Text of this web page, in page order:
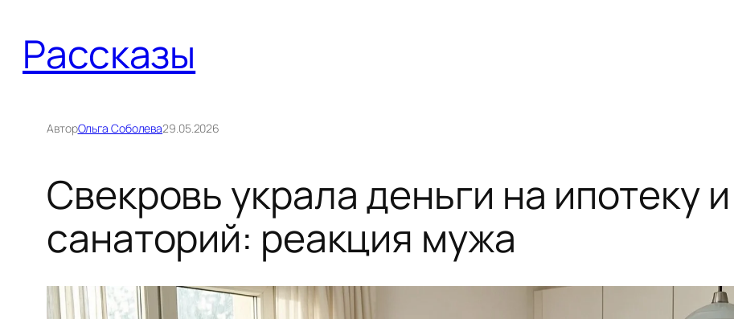
содержимому
Рассказы
АвторОльга Соболева29.05.2026
Свекровь украла деньги на ипотеку
санаторий: реакция мужа